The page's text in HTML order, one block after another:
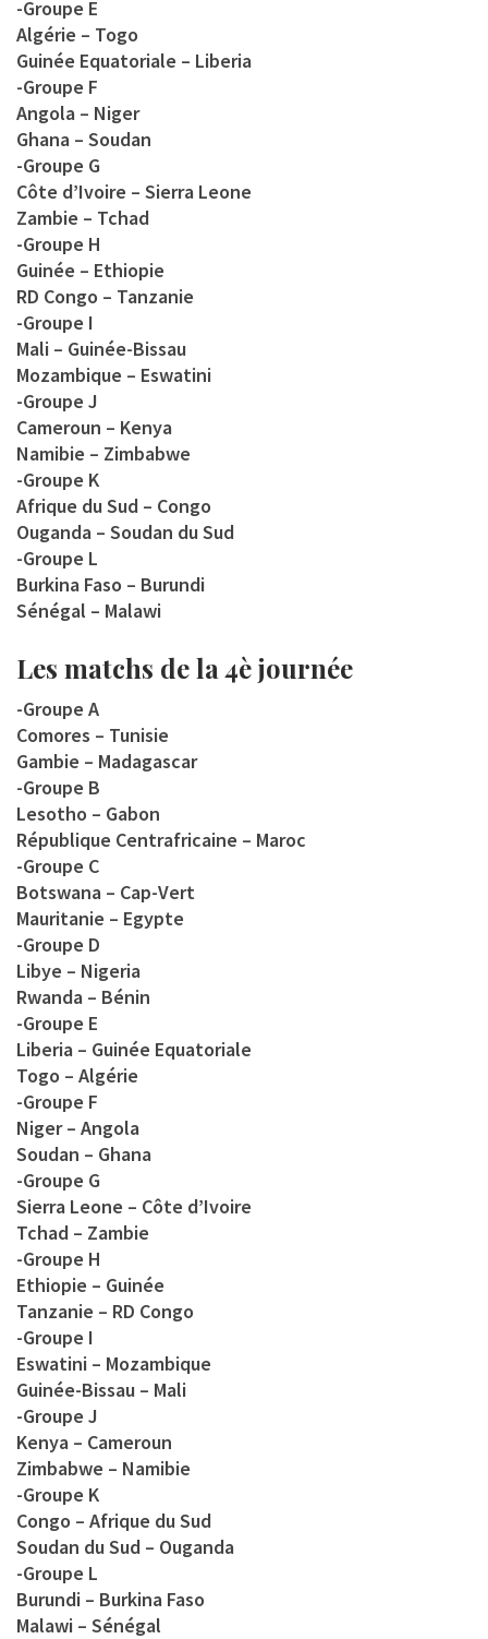
-Groupe E
Algérie – Togo
Guinée Equatoriale – Liberia
-Groupe F
Angola – Niger
Ghana – Soudan
-Groupe G
Côte d’Ivoire – Sierra Leone
Zambie – Tchad
-Groupe H
Guinée – Ethiopie
RD Congo – Tanzanie
-Groupe I
Mali – Guinée-Bissau
Mozambique – Eswatini
-Groupe J
Cameroun – Kenya
Namibie – Zimbabwe
-Groupe K
Afrique du Sud – Congo
Ouganda – Soudan du Sud
-Groupe L
Burkina Faso – Burundi
Sénégal – Malawi
Les matchs de la 4è journée
-Groupe A
Comores – Tunisie
Gambie – Madagascar
-Groupe B
Lesotho – Gabon
République Centrafricaine – Maroc
-Groupe C
Botswana – Cap-Vert
Mauritanie – Egypte
-Groupe D
Libye – Nigeria
Rwanda – Bénin
-Groupe E
Liberia – Guinée Equatoriale
Togo – Algérie
-Groupe F
Niger – Angola
Soudan – Ghana
-Groupe G
Sierra Leone – Côte d’Ivoire
Tchad – Zambie
-Groupe H
Ethiopie – Guinée
Tanzanie – RD Congo
-Groupe I
Eswatini – Mozambique
Guinée-Bissau – Mali
-Groupe J
Kenya – Cameroun
Zimbabwe – Namibie
-Groupe K
Congo – Afrique du Sud
Soudan du Sud – Ouganda
-Groupe L
Burundi – Burkina Faso
Malawi – Sénégal